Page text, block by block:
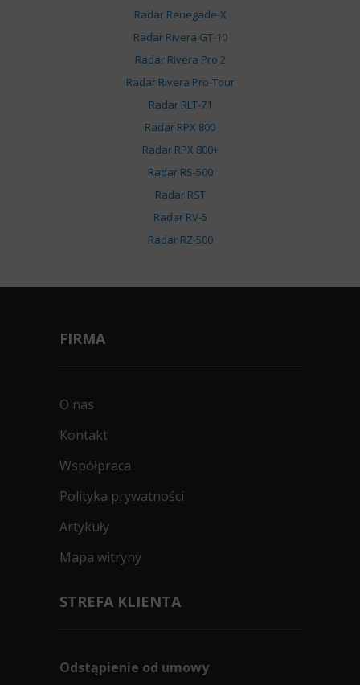
Radar Renegade-X
Radar Rivera GT-10
Radar Rivera Pro 2
Radar Rivera Pro-Tour
Radar RLT-71
Radar RPX 800
Radar RPX 800+
Radar RS-500
Radar RST
Radar RV-5
Radar RZ-500
FIRMA
O nas
Kontakt
Współpraca
Polityka prywatności
Artykuły
Mapa witryny
STREFA KLIENTA
Odstąpienie od umowy